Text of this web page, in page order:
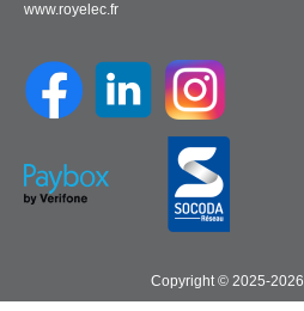
www.royelec.fr
Copyright © 2025-2026